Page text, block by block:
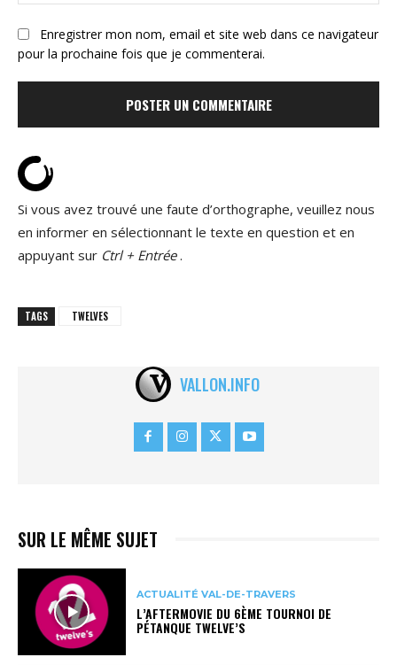
Enregistrer mon nom, email et site web dans ce navigateur
pour la prochaine fois que je commenterai.
Si vous avez trouvé une faute d’orthographe, veuillez nous
en informer en sélectionnant le texte en question et en
appuyant sur Ctrl + Entrée.
TAGS TWELVES
VALLON.INFO
SUR LE MÊME SUJET
ACTUALITÉ VAL-DE-TRAVERS
L’AFTERMOVIE DU 6ÈME TOURNOI DE
PÉTANQUE TWELVE’S